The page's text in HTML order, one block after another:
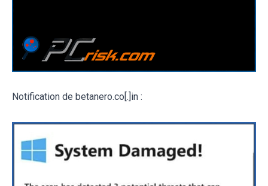
Notification de betanero.co[.]in :